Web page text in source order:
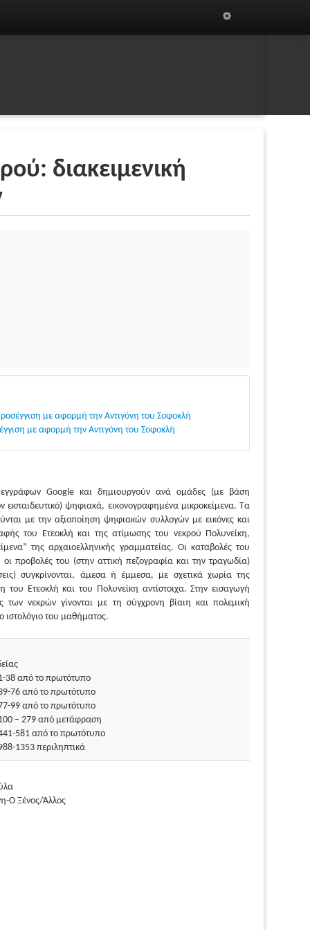
διακειμενική
με αφορμή την Αντιγόνη του Σοφοκλή
με αφορμή την Αντιγόνη του Σοφοκλή
εγγράφων Google και δημιουργούν ανά ομάδες (με βάση
εκπαιδευτικό) ψηφιακά, εικονογραφημένα μικροκείμενα. Τα
με την αξιοποίηση ψηφιακών συλλογών με εικόνες και
του Ετεοκλή και της ατίμωσης του νεκρού Πολυνείκη,
της αρχαιοελληνικής γραμματείας. Οι καταβολές του
προβολές του (στην αττική πεζογραφία και την τραγωδία)
συγκρίνονται, άμεσα ή έμμεσα, με σχετικά χωρία της
Ετεοκλή και του Πολυνείκη αντίστοιχα. Στην εισαγωγή
των νεκρών γίνονται με τη σύγχρονη βίαιη και πολεμική
ιστολόγιο του μαθήματος.
38 από το πρωτότυπο
76 από το πρωτότυπο
99 από το πρωτότυπο
– 279 από μετάφραση
581 από το πρωτότυπο
1353 περιληπτικά
Ο Ξένος/Άλλος